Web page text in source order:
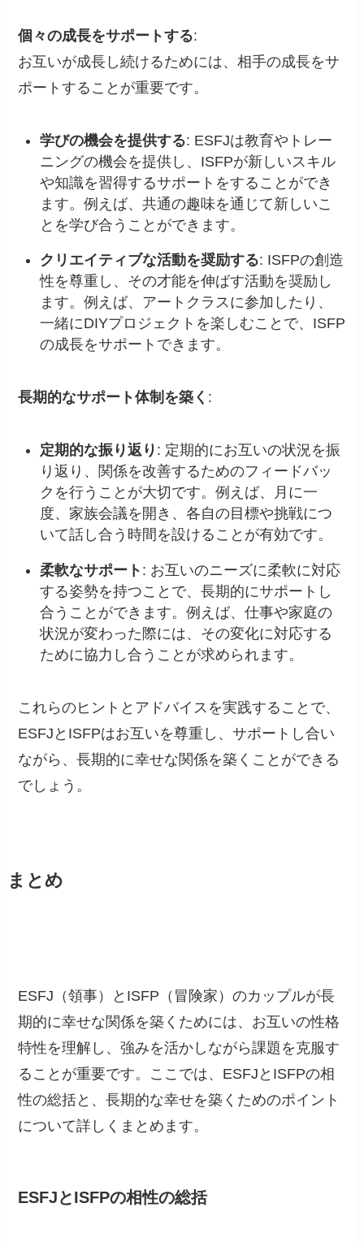
個々の成長をサポートする:
お互いが成長し続けるためには、相手の成長をサ
ポートすることが重要です。
学びの機会を提供する: ESFJは教育やトレー
ニングの機会を提供し、ISFPが新しいスキル
や知識を習得するサポートをすることができ
ます。例えば、共通の趣味を通じて新しいこ
とを学び合うことができます。
クリエイティブな活動を奨励する: ISFPの創造
性を尊重し、その才能を伸ばす活動を奨励し
ます。例えば、アートクラスに参加したり、
一緒にDIYプロジェクトを楽しむことで、ISFP
の成長をサポートできます。
長期的なサポート体制を築く :
定期的な振り返り : 定期的にお互いの状況を振
り返り、関係を改善するためのフィードバッ
クを行うことが大切です。例えば、月に一
度、家族会議を開き、各自の目標や挑戦につ
いて話し合う時間を設けることが有効です。
柔軟なサポート : お互いのニーズに柔軟に対応
する姿勢を持つことで、長期的にサポートし
合うことができます。例えば、仕事や家庭の
状況が変わった際には、その変化に対応する
ために協力し合うことが求められます。
これらのヒントとアドバイスを実践することで、
ESFJとISFPはお互いを尊重し、サポートし合い
ながら、長期的に幸せな関係を築くことができる
でしょう。
まとめ
ESFJ（領事）とISFP（冒険家）のカップルが長
期的に幸せな関係を築くためには、お互いの性格
特性を理解し、強みを活かしながら課題を克服す
ることが重要です。ここでは、ESFJとISFPの相
性の総括と、長期的な幸せを築くためのポイント
について詳しくまとめます。
ESFJとISFPの相性の総括